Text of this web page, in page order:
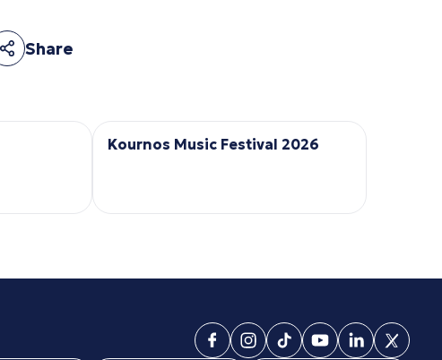
Share
Kournos Music Festival 2026